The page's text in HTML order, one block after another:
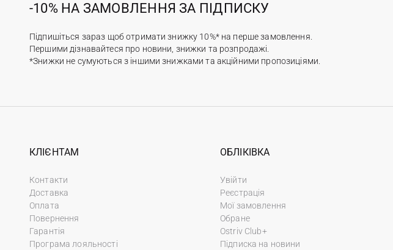
-10% НА ЗАМОВЛЕННЯ ЗА ПІДПИСКУ
Підпишіться зараз щоб отримати знижку 10%* на перше замовлення.
Першими дізнавайтеся про новини, знижки та розпродажі.
*Знижки не сумуються з іншими знижками та акційними пропозиціями.
КЛІЄНТАМ
Контакти
Доставка
Оплата
Повернення
Гарантія
Програма лояльності
ОБЛІКІВКА
Увійти
Реєстрація
Мої замовлення
Обране
Ostriv Club+
Підписка на новини